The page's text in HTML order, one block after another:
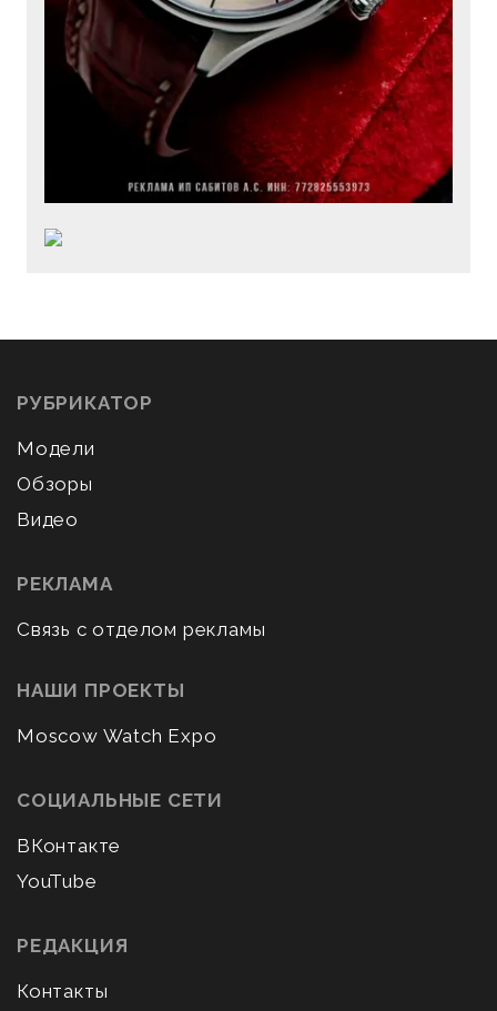
РУБРИКАТОР
Модели
Обзоры
Видео
РЕКЛАМА
Связь с отделом рекламы
НАШИ ПРОЕКТЫ
Moscow Watch Expo
СОЦИАЛЬНЫЕ СЕТИ
ВКонтакте
YouTube
РЕДАКЦИЯ
Контакты